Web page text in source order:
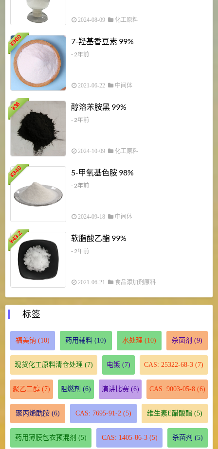
2024-08-09 化工原料
¥
960 7-羟基香豆素 99%
- 2年前
2021-06-22 中间体
¥
36 醇溶苯胺黑 99%
- 2年前
2024-10-09 化工原料
¥
840 5-甲氧基色胺 98%
- 2年前
2024-09-18 中间体
¥
43.2 软脂酸乙酯 99%
- 2年前
2021-06-21 食品添加剂原料
标签
福美钠 (10) 药用辅料 (10) 水处理 (10) 杀菌剂 (9)
现货化工原料清仓处理 (7) 电镀 (7) CAS: 25322-68-3 (7)
聚乙二醇 (7) 阻燃剂 (6) 演讲比赛(6) CAS: 9003-05-8(6)
聚丙烯酰胺(6) CAS: 7695-91-2 (5) 维生素E醋酸酯 (5)
药用薄膜包衣预混剂 (5) CAS: 1405-86-3(5) 杀菌剂 (5)